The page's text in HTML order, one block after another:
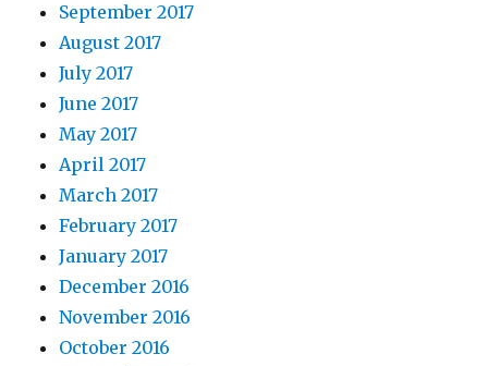
September 2017
August 2017
July 2017
June 2017
May 2017
April 2017
March 2017
February 2017
January 2017
December 2016
November 2016
October 2016